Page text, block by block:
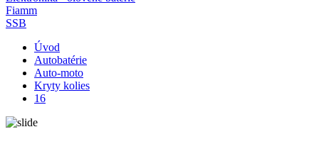
Fiamm
SSB
Úvod
Autobatérie
Auto-moto
Kryty kolies
16